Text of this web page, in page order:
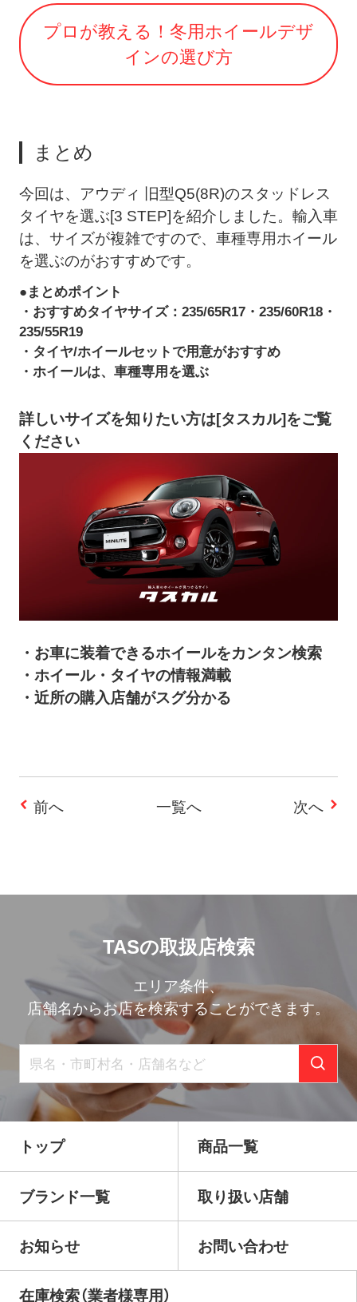
プロが教える！冬用ホイールデザ
インの選び方
まとめ
今回は、アウディ 旧型Q5(8R)のスタッドレス
タイヤを選ぶ[3 STEP]を紹介しました。輸入車
は、サイズが複雑ですので、車種専用ホイール
を選ぶのがおすすめです。
●まとめポイント
・おすすめタイヤサイズ：235/65R17・235/60R18・
235/55R19
・タイヤ/ホイールセットで用意がおすすめ
・ホイールは、車種専用を選ぶ
詳しいサイズを知りたい方は[タスカル]をご覧
ください
・お車に装着できるホイールをカンタン検索
・ホイール・タイヤの情報満載
・近所の購入店舗がスグ分かる
投
ー
シ
ョ
ン
前へ 一覧へ 次へ
TASの取扱店検索
エリア条件、
店舗名からお店を検索することができます。
トップ 商品一覧
ブランド一覧 取り扱い店舗
お知らせ お問い合わせ
在庫検索（業者様専用）